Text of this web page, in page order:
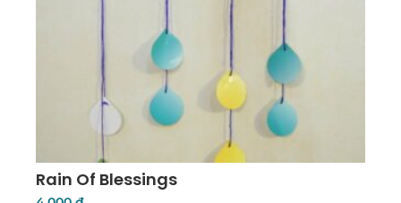
Rain Of Blessings